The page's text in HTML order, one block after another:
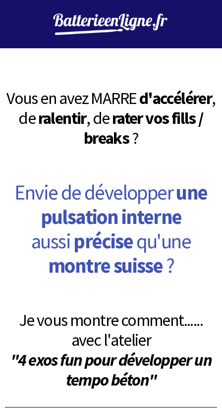
Vous en avez MARREd'accélérer,
deralentir,derater vos fills /
breaks?
Envie de développerune
pulsation interne
aussiprécisequ'une
montre suisse?
Je vous montre comment......
avec l'atelier
"4 exos fun pour développer un
tempo béton"